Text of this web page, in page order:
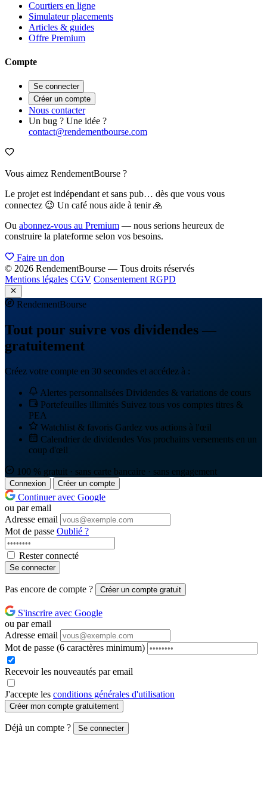
Courtiers en ligne
Simulateur placements
Articles & guides
Offre Premium
Compte
Se connecter
Créer un compte
Nous contacter
Un bug ? Une idée ?
contact@rendementbourse.com
Vous aimez RendementBourse ?
Le projet est indépendant et sans pub… dès que vous vous
connectez 😉 Un café nous aide à tenir 🙏
Ou abonnez-vous au Premium — nous serions heureux de
construire la plateforme selon vos besoins.
Faire un don
© 2026 RendementBourse — Tous droits réservés
Mentions légales CGV Consentement RGPD
RendementBourse
Tout pour suivre vos dividendes —
gratuitement
Créez votre compte en 30 secondes et accédez à :
Alertes personnalisées Dividendes & variations de cours
Portefeuilles illimités Suivez tous vos comptes titres &
PEA
Watchlist & favoris Gardez vos actions à l'œil
Calendrier de dividendes Vos prochains versements en un
coup d'œil
100 % gratuit · sans carte bancaire · sans engagement
Connexion Créer un compte
Continuer avec Google
ou par email
Adresse email
Mot de passe Oublié ?
Rester connecté
Se connecter
Pas encore de compte ? Créer un compte gratuit
S'inscrire avec Google
ou par email
Adresse email
Mot de passe (6 caractères minimum)
Recevoir les nouveautés par email
J'accepte les conditions générales d'utilisation
Créer mon compte gratuitement
Déjà un compte ? Se connecter